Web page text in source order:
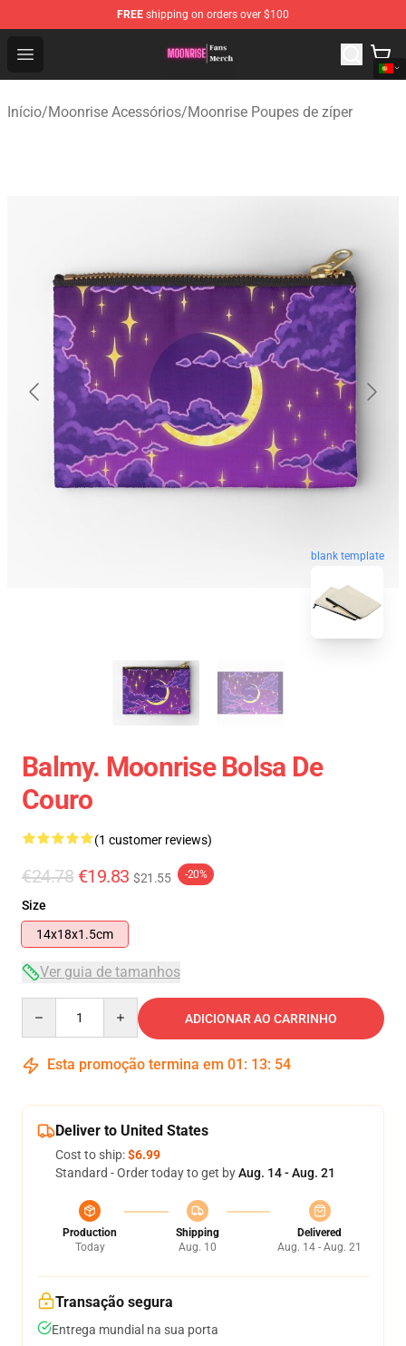
FREE shipping on orders over $100
Open menu
Moonrise Store - Official Moonrise Merchandise Shop
Início/Moonrise Acessórios/Moonrise Poupes de zíper
blank template
Balmy. Moonrise Bolsa De
Couro
(1 customer reviews)
€24.78 €19.83 $21.55 -20%
Size
14x18x1.5cm
Ver guia de tamanhos
ADICIONAR AO CARRINHO
Esta promoção termina em 01 : 13: 53
Deliver to United States
Cost to ship:$6.99
Standard - Order today to get byAug. 14 - Aug. 21
Production
Today
Shipping
Aug. 10
Delivered
Aug. 14 - Aug. 21
Transação segura
Entrega mundial na sua porta